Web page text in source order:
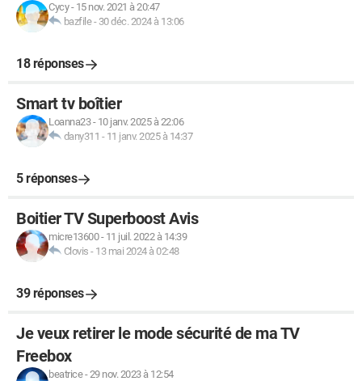
Cycy- 15 nov. 2021 à 20:47
bazfile- 30 déc. 2024 à 13:06
18 réponses
Smart tv boîtier
Loanna23- 10 janv. 2025 à 22:06
dany311 - 11 janv. 2025 à 14:37
5 réponses
Boitier TV Superboost Avis
micre13600- 11 juil. 2022 à 14:39
Clovis - 13 mai 2024 à 02:48
39 réponses
Je veux retirer le mode sécurité de ma TV
Freebox
beatrice-29 nov. 2023 à 12:54